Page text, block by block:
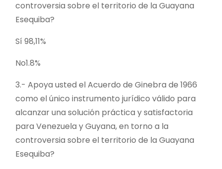
controversia sobre el territorio de la Guayana
Esequiba?
Sí 98,11%
No1.8%
3.- Apoya usted el Acuerdo de Ginebra de 1966
como el único instrumento jurídico válido para
alcanzar una solución práctica y satisfactoria
para Venezuela y Guyana, en torno a la
controversia sobre el territorio de la Guayana
Esequiba?